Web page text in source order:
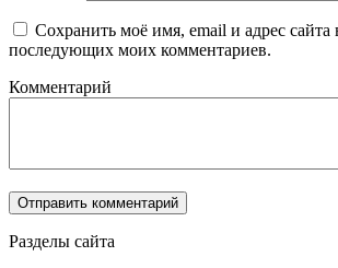
Сохранить моё имя, email и адрес сайта
последующих моих комментариев.
Комментарий
Разделы сайта